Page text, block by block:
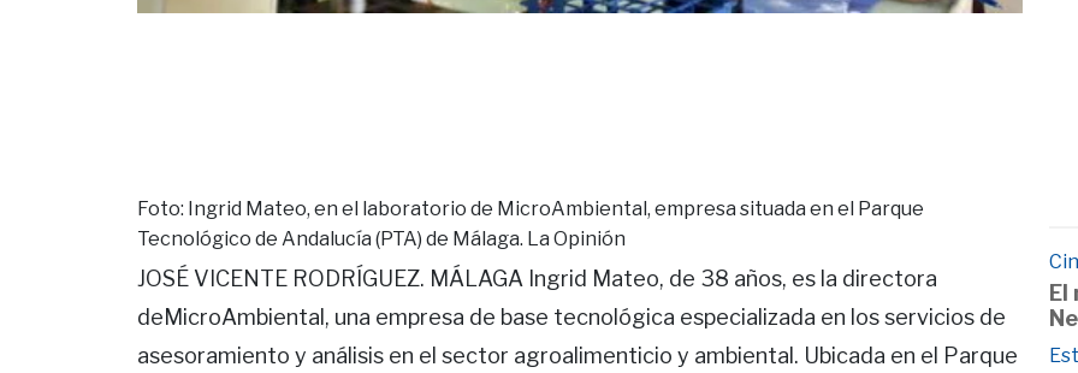
Foto: Ingrid Mateo, en el laboratorio de MicroAmbiental, empresa situada en el Parque
Tecnológico de Andalucía (PTA) de Málaga. La Opinión
JOSÉ VICENTE RODRÍGUEZ. MÁLAGA Ingrid Mateo, de 38 años, es la directora
deMicroAmbiental, una empresa de base tecnológica especializada en los servicios de
asesoramiento y análisis en el sector agroalimenticio y ambiental. Ubicada en el Parque